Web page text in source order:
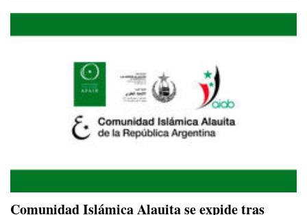
Comunidad Islámica Alauita se expide tras